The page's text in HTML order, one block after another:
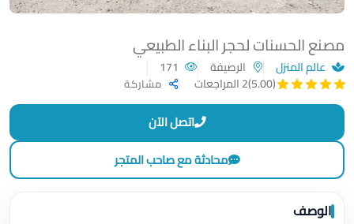
مصنع الحسنات لحجر البناء الطبيعي
عالم المنزل الرصيفة
(5.00)
2 المراجعات مشاركة
اتصل الآن
محادثة مع صاحب المتجر
الوصف